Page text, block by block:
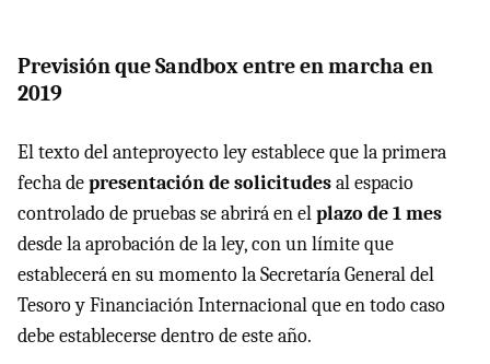
Previsión que Sandbox entre en marcha en
2019
El texto del anteproyecto ley establece que la primera
fecha depresentación de solicitudesal espacio
controlado de pruebas se abrirá en elplazo de 1 mes
desde la aprobación de la ley, con un límite que
establecerá en su momento la Secretaría General del
Tesoro y Financiación Internacional que en todo caso
debe establecerse dentro de este año.